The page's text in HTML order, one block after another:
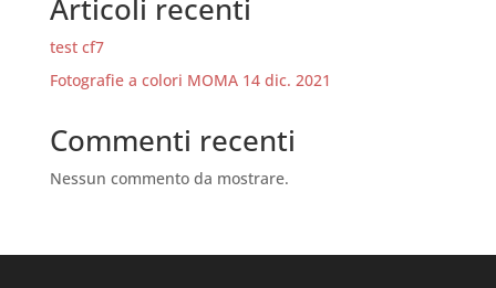
Articoli recenti
test cf7
Fotografie a colori MOMA 14 dic. 2021
Commenti recenti
Nessun commento da mostrare.